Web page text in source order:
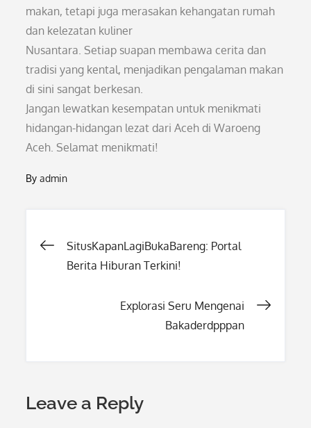
makan, tetapi juga merasakan kehangatan rumah
dan kelezatan kuliner
Nusantara. Setiap suapan membawa cerita dan
tradisi yang kental, menjadikan pengalaman makan
di sini sangat berkesan.
Jangan lewatkan kesempatan untuk menikmati
hidangan-hidangan lezat dari Aceh di Waroeng
Aceh. Selamat menikmati!
Byadmin
Post
SitusKapanLagiBukaBareng: Portal
Berita Hiburan Terkini!
Explorasi Seru Mengenai
Bakaderdpppan
Leave a Reply